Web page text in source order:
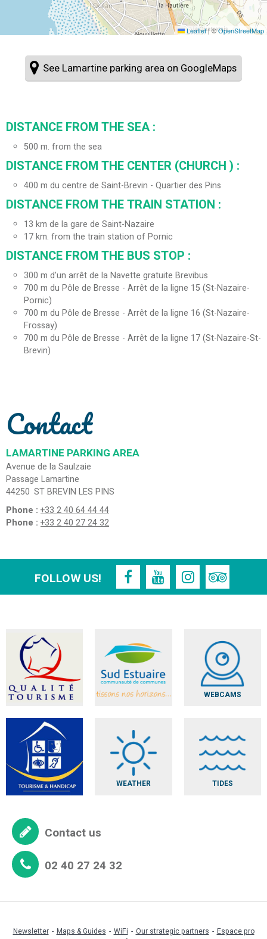
Leaflet|©OpenStreetMap
See Lamartine parking area on GoogleMaps
DISTANCE FROM THE SEA :
500 m. from the sea
DISTANCE FROM THE CENTER (CHURCH ) :
400 m du centre de Saint-Brevin - Quartier des Pins
DISTANCE FROM THE TRAIN STATION :
13 km de la gare de Saint-Nazaire
17km. from the train station of Pornic
DISTANCE FROM THE BUS STOP :
300 m d'un arrêt de la Navette gratuite Brevibus
700 m du Pôle de Bresse - Arrêt de la ligne 15 (St-Nazaire-
Pornic)
700 m du Pôle de Bresse - Arrêt de la ligne 16 (St-Nazaire-
Frossay)
700 m du Pôle de Bresse - Arrêt de la ligne 17 (St-Nazaire-St-
Brevin)
Contact
LAMARTINE PARKING AREA
Avenue de la Saulzaie
Passage Lamartine
44250 ST BREVIN LES PINS
Phone : +33 2 40 64 44 44
Phone : +33 2 40 27 24 32
FOLLOW US!
WEBCAMS
WEATHER TIDES
Contact us
02 40 27 24 32
Newsletter Maps & Guides WiFi Our strategic partners
Espace pro